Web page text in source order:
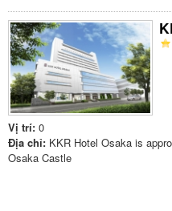
Vị trí: 0
Địa chỉ: KKR Hotel Osaka is
Osaka Castle